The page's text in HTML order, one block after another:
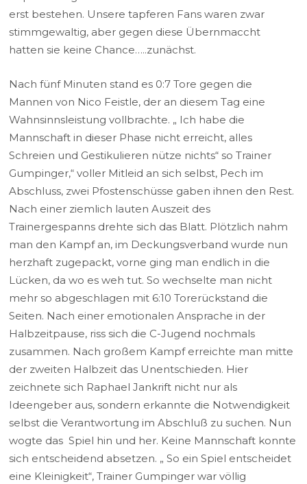
erst bestehen. Unsere tapferen Fans waren zwar
stimmgewaltig, aber gegen diese Übernmaccht
hatten sie keine Chance…..zunächst.
Nach fünf Minuten stand es 0:7 Tore gegen die
Mannen von Nico Feistle, der an diesem Tag eine
Wahnsinnsleistung vollbrachte. „ Ich habe die
Mannschaft in dieser Phase nicht erreicht, alles
Schreien und Gestikulieren nütze nichts“ so Trainer
Gumpinger,“ voller Mitleid an sich selbst, Pech im
Abschluss, zwei Pfostenschüsse gaben ihnen den Rest.
Nach einer ziemlich lauten Auszeit des
Trainergespanns drehte sich das Blatt. Plötzlich nahm
man den Kampf an, im Deckungsverband wurde nun
herzhaft zugepackt, vorne ging man endlich in die
Lücken, da wo es weh tut. So wechselte man nicht
mehr so abgeschlagen mit 6:10 Torerückstand die
Seiten. Nach einer emotionalen Ansprache in der
Halbzeitpause, riss sich die C-Jugend nochmals
zusammen. Nach großem Kampf erreichte man mitte
der zweiten Halbzeit das Unentschieden. Hier
zeichnete sich Raphael Jankrift nicht nur als
Ideengeber aus, sondern erkannte die Notwendigkeit
selbst die Verantwortung im Abschluß zu suchen. Nun
wogte das Spiel hin und her. Keine Mannschaft konnte
sich entscheidend absetzen. „ So ein Spiel entscheidet
eine Kleinigkeit“, Trainer Gumpinger war völlig